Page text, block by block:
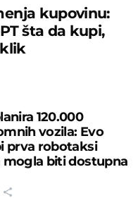
kupovinu:
šta da kupi,
120.000
vozila: Evo
prva robotaksi
mogla biti dostupna